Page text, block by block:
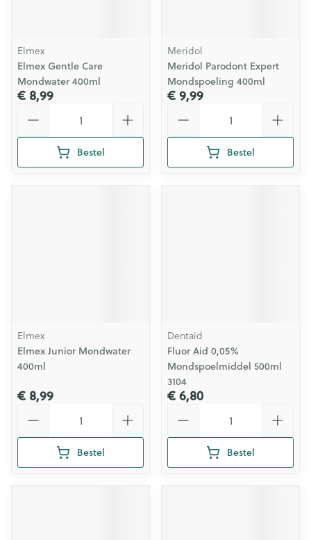
Elmex
Elmex Gentle Care
Mondwater 400ml
€ 8,99
Bestel
Meridol
Meridol Parodont Expert
Mondspoeling 400ml
€ 9,99
Bestel
Elmex
Elmex Junior Mondwater
400ml
€ 8,99
Bestel
Dentaid
Fluor Aid 0,05%
Mondspoelmiddel 500ml
3104
€ 6,80
Bestel